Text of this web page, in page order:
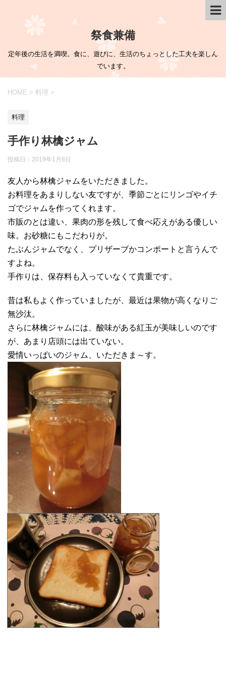
祭食兼備
定年後の生活を満喫。食に、遊びに、生活のちょっとした工夫を楽しん
でいます。
HOME > 料理 >
料理
手作り林檎ジャム
投稿日： 2019年1月8日
友人から林檎ジャムをいただきました。
お料理をあまりしない友ですが、季節ごとにリンゴやイチ
ゴでジャムを作ってくれます。
市販のとは違い、果肉の形を残して食べ応えがある優しい
味。お砂糖にもこだわりが。
たぶんジャムでなく、プリザーブかコンポートと言うんで
すよね。
手作りは、保存料も入っていなくて貴重です。
昔は私もよく作っていましたが、最近は果物が高くなりご
無沙汰。
さらに林檎ジャムには、酸味がある紅玉が美味しいのです
が、あまり店頭には出ていない。
愛情いっぱいのジャム、いただきま～す。